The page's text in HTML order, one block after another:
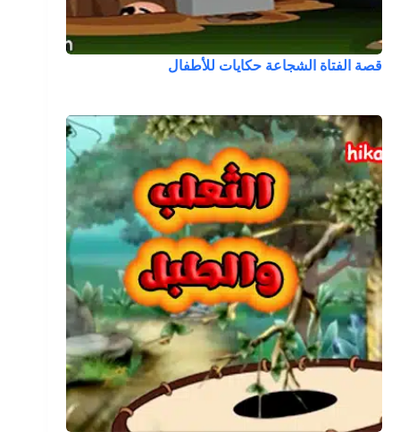
قصة الفتاة الشجاعة حكايات للأطفال